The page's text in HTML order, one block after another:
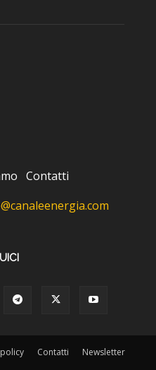
Contatti
Contatti Newsletter